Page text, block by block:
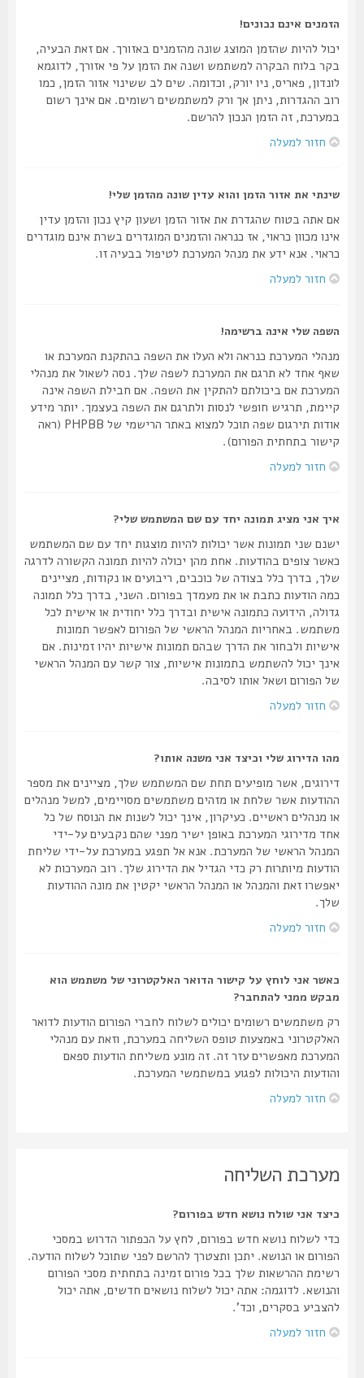
הזמנים אינם נכונים!
יכול להיות שהזמן המוצג שונה מהזמנים באזורך. אם זאת הבעיה,
בקר בלוח הבקרה למשתמש ושנה את הזמן על פי אזורך, לדוגמא
לונדון, פאריס, ניו יורק, וכדומה. שים לב ששינוי אזור הזמן, כמו
רוב ההגדרות, ניתן אך ורק למשתמשים רשומים. אם אינך רשום
במערכת, זה הזמן הנכון להרשם.
חזור למעלה
שינתי את אזור הזמן והוא עדין שונה מהזמן שלי!
אם אתה בטוח שהגדרת את אזור הזמן ושעון קיץ נכון והזמן עדין
אינו מכוון כראוי, אז כנראה והזמנים המוגדרים בשרת אינם מוגדרים
כראוי. אנא ידע את מנהל המערכת לטיפול בבעיה זו.
חזור למעלה
השפה שלי אינה ברשימה!
מנהלי המערכת כנראה ולא העלו את השפה בהתקנת המערכת או
שאף אחד לא תרגם את המערכת לשפה שלך. נסה לשאול את מנהלי
המערכת אם ביכולתם להתקין את השפה. אם חבילת השפה אינה
קיימת, תרגיש חופשי לנסות ולתרגם את השפה בעצמך. יותר מידע
אודות תירגום שפה תוכל למצוא באתר הרישמי של PHPBB (ראה
קישור בתחתית הפורום).
חזור למעלה
איך אני מציג תמונה יחד עם שם המשתמש שלי?
ישנם שני תמונות אשר יכולות להיות מוצגות יחד עם שם המשתמש
כאשר צופים בהודעות. אחת מהן יכולה להיות תמונה הקשורה לדרגה
שלך, בדרך כלל בצודה של כוכבים, ריבועים או נקודות, מציינים
כמה הודעות כתבת או את מעמדך בפורום. השני, בדרך כלל תמונה
גדולה, הידועה כתמונה אישית ובדרך כלל יחודית או אישית לכל
משתמש. באחריות המנהל הראשי של הפורום לאפשר תמונות
אישיות ולבחור את הדרך שבהם תמונות אישיות יהיו זמינות. אם
אינך יכול להשתמש בתמונות אישיות, צור קשר עם המנהל הראשי
של הפורום ושאל אותו לסיבה.
חזור למעלה
מהו הדירוג שלי וכיצד אני משנה אותו?
דירוגים, אשר מופיעים תחת שם המשתמש שלך, מציינים את מספר
ההודעות אשר שלחת או מזהים משתמשים מסויימים, למשל מנהלים
או מנהלים ראשיים. כעיקרון, אינך יכול לשנות את הנוסח של כל
אחד מדירוגי המערכת באופן ישיר מפני שהם נקבעים על-ידי
המנהל הראשי של המערכת. אנא אל תפגע במערכת על-ידי שליחת
הודעות מיותרות רק כדי הגדיל את הדירוג שלך. רוב המערכות לא
יאפשרו זאת והמנהל או המנהל הראשי יקטין את מונה ההודעות
חזור למעלה
כאשר אני לוחץ על קישור הדואר האלקטרוני של משתמש הוא
מבקש ממני להתחבר?
רק משתמשים רשומים יכולים לשלוח לחברי הפורום הודעות לדואר
האלקטרוני באמצעות טופס השליחה במערכת, וזאת עם מנהלי
המערכת מאפשרים עזר זה. זה מונע משליחת הודעות ספאם
והודעות היכולות לפגוע במשתמשי המערכת.
חזור למעלה
מערכת השליחה
כיצד אני שולח נושא חדש בפורום?
כדי לשלוח נושא חדש בפורום, לחץ על הכפתור הדרוש במסכי
הפורום או הנושא. יתכן ותצטרך להרשם לפני שתוכל לשלוח הודעה.
רשימת ההרשאות שלך בכל פורום זמינה בתחתית מסכי הפורום
והנושא. לדוגמה: אתה יכול לשלוח נושאים חדשים, אתה יכול
להצביע בסקרים, וכד'.
חזור למעלה